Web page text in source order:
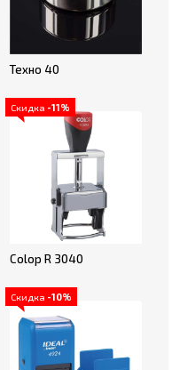
Техно 40
Скидка -11%
Colop R 3040
Скидка -10%